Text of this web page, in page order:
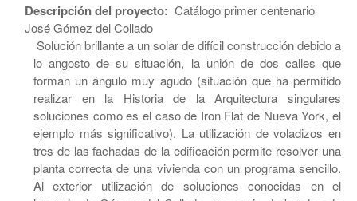
Descripción del proyecto: Catálogo primer centenario
José Gómez del Collado
Solución brillante a un solar de difícil construcción debido a
lo angosto de su situación, la unión de dos calles que
forman un ángulo muy agudo (situación que ha permitido
realizar en la Historia de la Arquitectura singulares
soluciones como es el caso de Iron Flat de Nueva York, el
ejemplo más significativo). La utilización de voladizos en
tres de las fachadas de la edificación permite resolver una
planta correcta de una vivienda con un programa sencillo.
Al exterior utilización de soluciones conocidas en el